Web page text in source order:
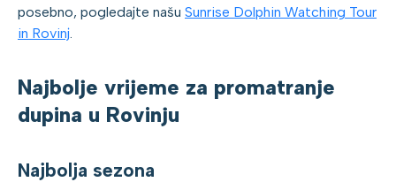
posebno, pogledajte našu Sunrise Dolphin Watching Tour
in Rovinj
Najbolje vrijeme za promatranje
dupina u Rovinju
Najbolja sezona